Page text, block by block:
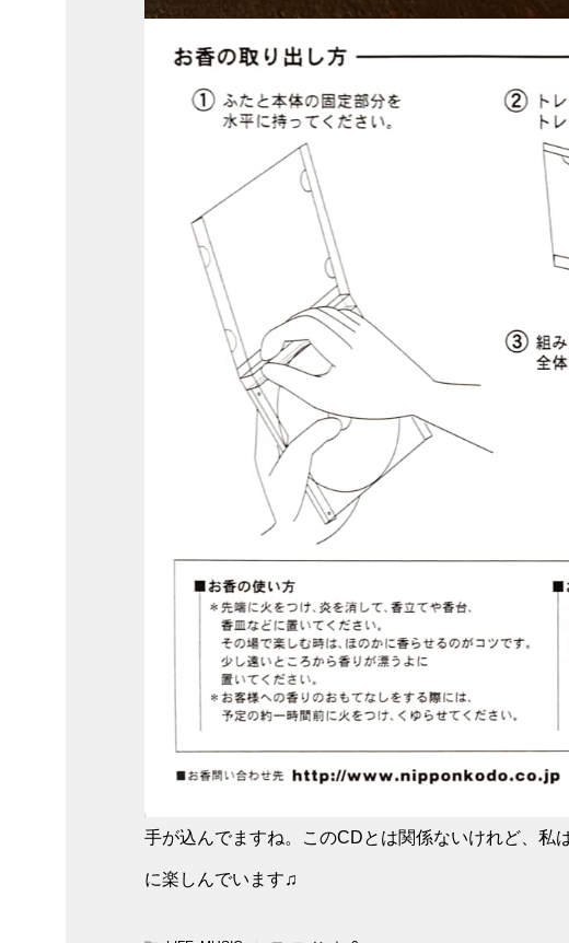
手が込んでますね。このCDとは関係ないけれど、私
に楽しんでいます♫